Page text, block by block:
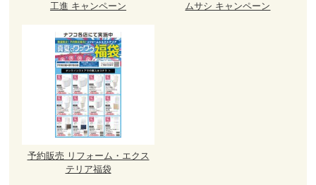
工進 キャンペーン ムサシ キャンペーン
予約販売 リフォーム・エクス
テリア福袋